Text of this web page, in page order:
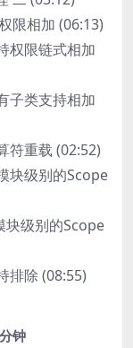
限相加 (06:13)
权限链式相加
子类支持相加
符重载 (02:52)
块级别的Scope
块级别的Scope
排除 (08:55)
钟